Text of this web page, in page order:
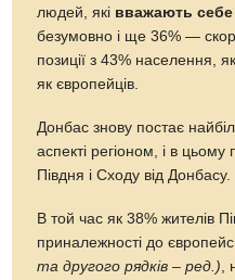
людей, які вважають
безумовно і ще 36% —
позиції з 43% населення,
як європейців.
Донбас знову постає
аспекті регіоном, і в
Півдня і Сходу від Донбасу.
В той час як 38% жителів
приналежності до
та другого рядків – ред.)